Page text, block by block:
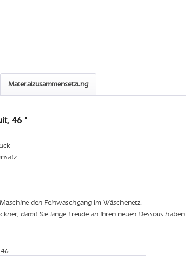
Materialzusammensetzung
46 "
den Feinwaschgang im Wäschenetz.
damit Sie lange Freude an Ihren neuen Dessous haben.